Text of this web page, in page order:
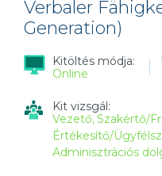
Verbaler
Generation)
Kitöltés módja:
Online
Kit vizsgál:
Vezető Szakértő/
Értékesítő/
Adminisztrációs